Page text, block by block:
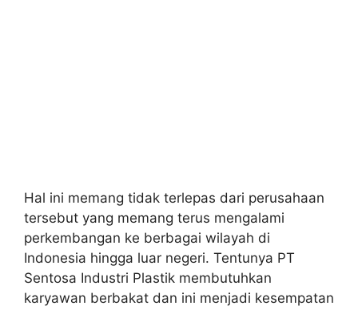
Hal ini memang tidak terlepas dari perusahaan
tersebut yang memang terus mengalami
perkembangan ke berbagai wilayah di
Indonesia hingga luar negeri. Tentunya PT
Sentosa Industri Plastik membutuhkan
karyawan berbakat dan ini menjadi kesempatan